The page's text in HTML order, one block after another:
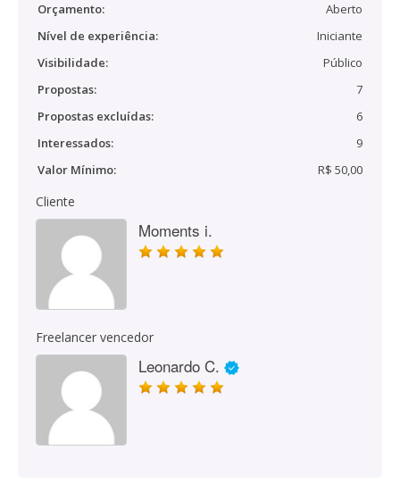
Orçamento:
Aberto
Nível de experiência:
Iniciante
Visibilidade:
Público
Propostas:
7
Propostas excluídas:
6
Interessados:
9
Valor Mínimo:
R$ 50,00
Cliente
Moments i.
Freelancer vencedor
Leonardo C.